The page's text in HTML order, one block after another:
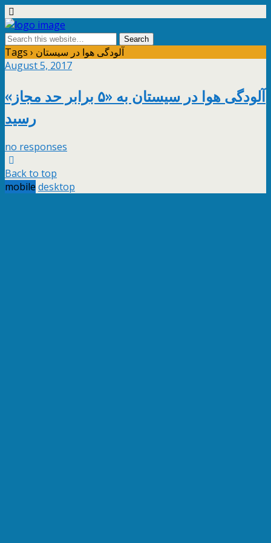
Tags › آلودگی هوا در سیستان
August 5, 2017
آلودگی هوا در سیستان به «۵ برابر حد مجاز»
رسید
no responses
Back to top
mobile desktop